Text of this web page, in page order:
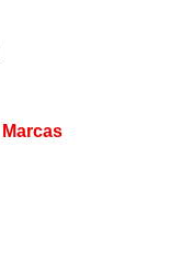
Marcas